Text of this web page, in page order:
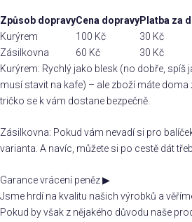
Způsob dopravyCena dopravyPlatba za
Kurýrem
100 Kč 30 Kč
Zásilkovna
60 Kč 30 Kč
Kurýrem: Rychlý jako blesk (no dobře, spíš
musí stavit na kafe) – ale zboží máte doma
tričko se k vám dostane bezpečně.
Zásilkovna: Pokud vám nevadí si pro
varianta. A navíc, můžete si po cestě dát
Garance vrácení peněz▶
Jsme hrdí na kvalitu našich výrobků a
Pokud by však z nějakého důvodu naše